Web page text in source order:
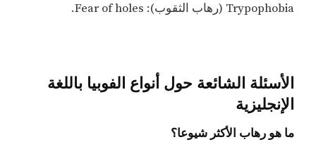
Trypophobia (رهاب الثقوب): Fear of holes.
الأسئلة الشائعة حول أنواع الفوبيا باللغة
الإنجليزية
ما هو رهاب الأكثر شيوعا؟